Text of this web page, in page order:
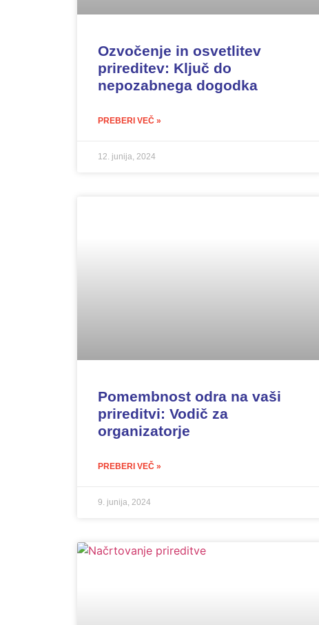
Ozvočenje in osvetlitev
prireditev: Ključ do
nepozabnega dogodka
PREBERI VEČ »
12. junija, 2024
Pomembnost odra na vaši
prireditvi: Vodič za
organizatorje
PREBERI VEČ »
9. junija, 2024